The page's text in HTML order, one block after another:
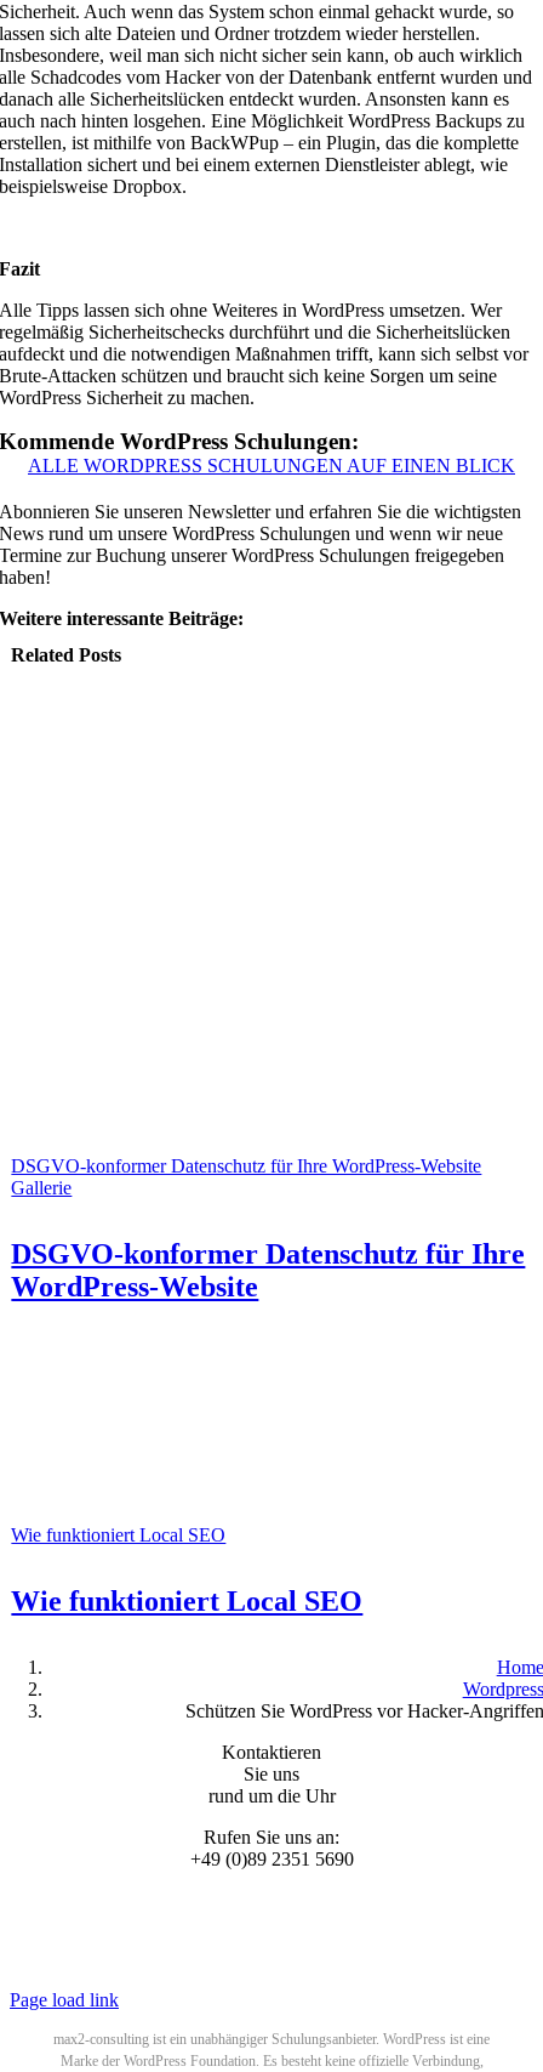
Sicherheit. Auch wenn das System schon einmal gehackt wurde, so
lassen sich alte Dateien und Ordner trotzdem wieder herstellen.
Insbesondere, weil man sich nicht sicher sein kann, ob auch wirklich
alle Schadcodes vom Hacker von der Datenbank entfernt wurden und
danach alle Sicherheitslücken entdeckt wurden. Ansonsten kann es
auch nach hinten losgehen. Eine Möglichkeit WordPress Backups zu
erstellen, ist mithilfe von BackWPup – ein Plugin, das die komplette
Installation sichert und bei einem externen Dienstleister ablegt, wie
beispielsweise Dropbox.
Fazit
Alle Tipps lassen sich ohne Weiteres in WordPress umsetzen. Wer
regelmäßig Sicherheitschecks durchführt und die Sicherheitslücken
aufdeckt und die notwendigen Maßnahmen trifft, kann sich selbst vor
Brute-Attacken schützen und braucht sich keine Sorgen um seine
WordPress Sicherheit zu machen.
Kommende WordPress Schulungen:
ALLE WORDPRESS SCHULUNGEN AUF EINEN BLICK
Abonnieren Sie unseren Newsletter und erfahren Sie die wichtigsten
News rund um unsere WordPress Schulungen und wenn wir neue
Termine zur Buchung unserer WordPress Schulungen freigegeben
haben!
Weitere interessante Beiträge:
Related Posts
DSGVO-konformer Datenschutz für Ihre WordPress-Website
Gallerie
DSGVO-konformer Datenschutz für Ihre
WordPress-Website
Wie funktioniert Local SEO
Wie funktioniert Local SEO
Home
Wordpress
Schützen Sie WordPress vor Hacker-Angriffen
Kontaktieren
Sie uns
rund um die Uhr
Rufen Sie uns an:
+49 (0)89 2351 5690
Page load link
max2-consulting ist ein unabhängiger Schulungsanbieter. WordPress ist eine
Marke der WordPress Foundation. Es besteht keine offizielle Verbindung,